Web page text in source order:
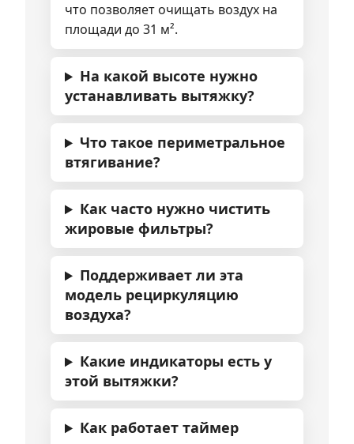
что позволяет очищать воздух на
площади до 31 м².
На какой высоте нужно
устанавливать вытяжку?
Что такое периметральное
втягивание?
Как часто нужно чистить
жировые фильтры?
Поддерживает ли эта
модель рециркуляцию
воздуха?
Какие индикаторы есть у
этой вытяжки?
Как работает таймер